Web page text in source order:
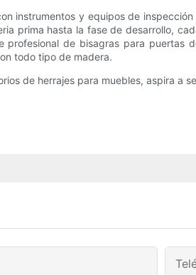
instrumentos y equipos de
prima hasta la fase de desarrollo,
de bisagras para puertas
todo tipo de madera.
de herrajes para muebles, aspira a